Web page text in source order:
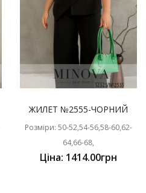
ЖИЛЕТ №2555-ЧОРНИЙ
Розміри: 50-52,54-56,58-60,62-
64,66-68,
Ціна: 1414.00грн